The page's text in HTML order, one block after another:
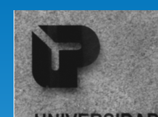
Universidade
Popular do
Porto
Associação
Cultural